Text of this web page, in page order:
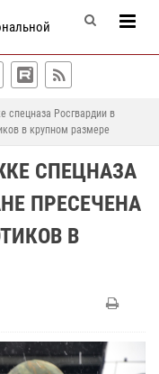
спецназа Росгвардии в
в крупном размере
СПЕЦНАЗА
ПРЕСЕЧЕНА
В